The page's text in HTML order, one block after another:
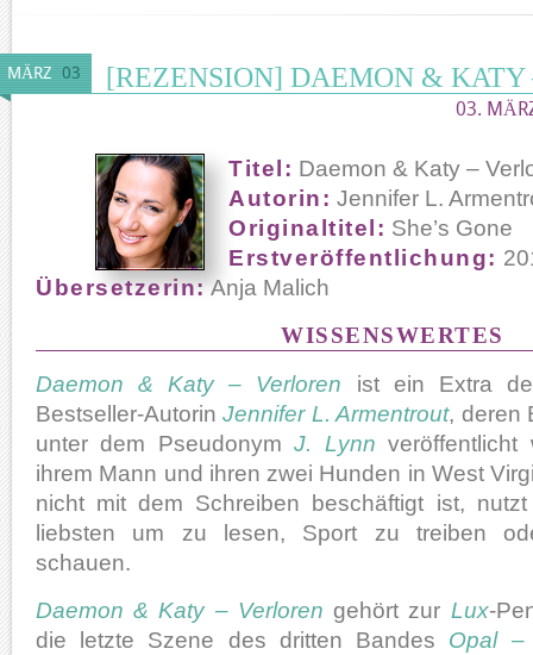
MÄRZ 03 [REZENSION] DAEMON & KATY
03.
Titel: Daemon & Katy –
Autorin: Jennifer L.
Originaltitel: She’s Gone
Erstveröffentlichung:
Übersetzerin:Anja Malich
WISSENSWERTES
Daemon & Katy – Verloren ist ein Extra
Bestseller-AutorinJennifer L. Armentrout, deren
unter dem PseudonymJ. Lynn
ihrem Mann und ihren zwei Hunden in West
nicht mit dem Schreiben beschäftigt ist,
liebsten um zu lesen, Sport zu treiben
schauen.
Daemon & Katy – Verloren gehört zur Lux-
die letzte Szene des dritten Bandes Opal –